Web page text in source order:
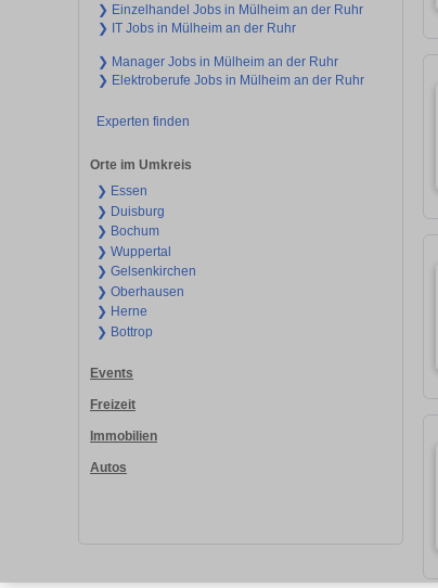
❯ Einzelhandel Jobs in Mülheim an der Ruhr
❯ IT Jobs in Mülheim an der Ruhr
❯ Manager Jobs in Mülheim an der Ruhr
❯ Elektroberufe Jobs in Mülheim an der Ruhr
Experten finden
Orte im Umkreis
❯ Essen
❯ Duisburg
❯ Bochum
❯ Wuppertal
❯ Gelsenkirchen
❯ Oberhausen
❯ Herne
❯ Bottrop
Events
Freizeit
Immobilien
Autos